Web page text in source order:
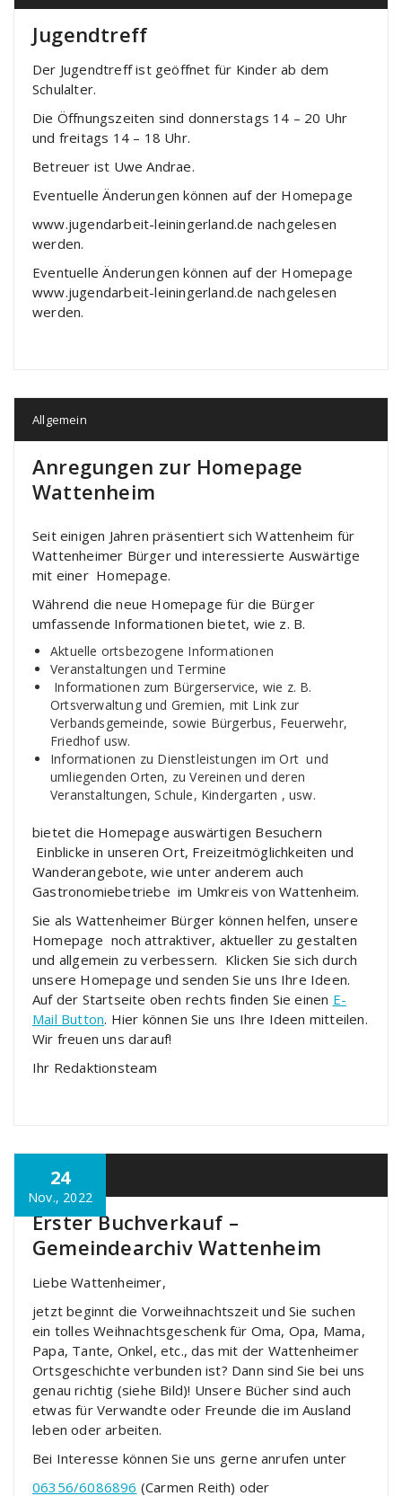
Jugendtreff
Der Jugendtreff ist geöffnet für Kinder ab dem
Schulalter.
Die Öffnungszeiten sind donnerstags 14 – 20 Uhr
und freitags 14 – 18 Uhr.
Betreuer ist Uwe Andrae.
Eventuelle Änderungen können auf der Homepage
www.jugendarbeit-leiningerland.de nachgelesen
werden.
Eventuelle Änderungen können auf der Homepage
www.jugendarbeit-leiningerland.de nachgelesen
werden.
Allgemein
Anregungen zur Homepage
Wattenheim
Seit einigen Jahren präsentiert sich Wattenheim für
Wattenheimer Bürger und interessierte Auswärtige
mit einer Homepage.
Während die neue Homepage für die Bürger
umfassende Informationen bietet, wie z. B.
Aktuelle ortsbezogene Informationen
Veranstaltungen und Termine
Informationen zum Bürgerservice, wie z. B.
Ortsverwaltung und Gremien, mit Link zur
Verbandsgemeinde, sowie Bürgerbus, Feuerwehr,
Friedhof usw.
Informationen zu Dienstleistungen im Ort und
umliegenden Orten, zu Vereinen und deren
Veranstaltungen, Schule, Kindergarten , usw.
bietet die Homepage auswärtigen Besuchern
Einblicke in unseren Ort, Freizeitmöglichkeiten und
Wanderangebote, wie unter anderem auch
Gastronomiebetriebe im Umkreis von Wattenheim.
Sie als Wattenheimer Bürger können helfen, unsere
Homepage noch attraktiver, aktueller zu gestalten
und allgemein zu verbessern. Klicken Sie sich durch
unsere Homepage und senden Sie uns Ihre Ideen.
Auf der Startseite oben rechts finden Sie einen E-
Mail Button. Hier können Sie uns Ihre Ideen mitteilen.
Wir freuen uns darauf!
Ihr Redaktionsteam
24
Nov., 2022
Allgemein
Erster Buchverkauf –
Gemeindearchiv Wattenheim
Liebe Wattenheimer,
jetzt beginnt die Vorweihnachtszeit und Sie suchen
ein tolles Weihnachtsgeschenk für Oma, Opa, Mama,
Papa, Tante, Onkel, etc., das mit der Wattenheimer
Ortsgeschichte verbunden ist? Dann sind Sie bei uns
genau richtig (siehe Bild)! Unsere Bücher sind auch
etwas für Verwandte oder Freunde die im Ausland
leben oder arbeiten.
Bei Interesse können Sie uns gerne anrufen unter
06356/6086896 (Carmen Reith) oder